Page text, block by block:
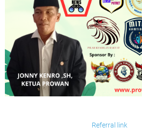
Referral link